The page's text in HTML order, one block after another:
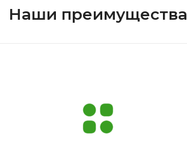
Наши преимущества